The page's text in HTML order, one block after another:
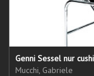
Genni Sessel nur
Mucchi, Gabriele